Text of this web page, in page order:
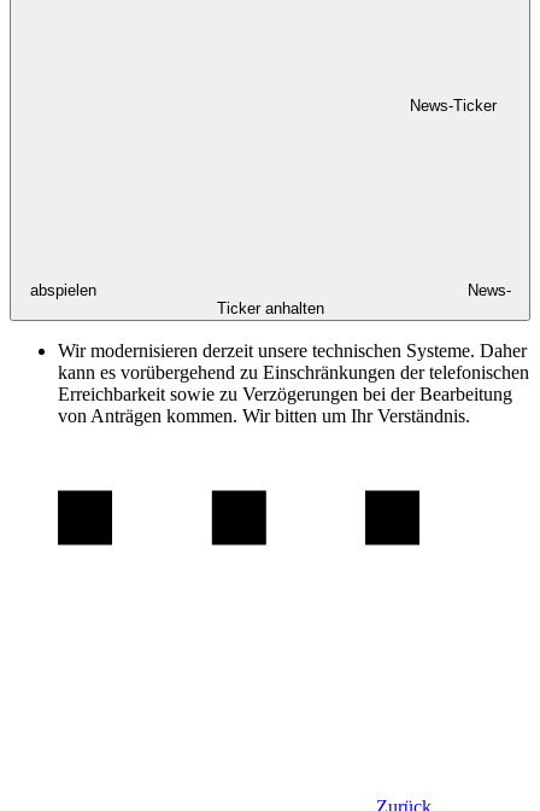
News-Ticker
abspielen
News-
Ticker anhalten
Wir modernisieren derzeit unsere technischen Systeme. Daher
kann es vorübergehend zu Einschränkungen der telefonischen
Erreichbarkeit sowie zu Verzögerungen bei der Bearbeitung
von Anträgen kommen. Wir bitten um Ihr Verständnis.
Zurück